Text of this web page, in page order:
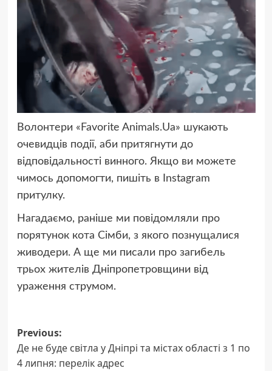
Волонтери «Favorite Animals.Ua» шукають
очевидців події, аби притягнути до
відповідальності винного. Якщо ви можете
чимось допомогти, пишіть в Instagram
притулку.
Нагадаємо, раніше ми повідомляли про
порятунок кота Сімби, з якого познущалися
живодери. А ще ми писали про загибель
трьох жителів Дніпропетровщини від
ураження струмом.
Post
navigation
Previous:
Де не буде світла у Дніпрі та містах області з 1 по
4 липня: перелік адрес